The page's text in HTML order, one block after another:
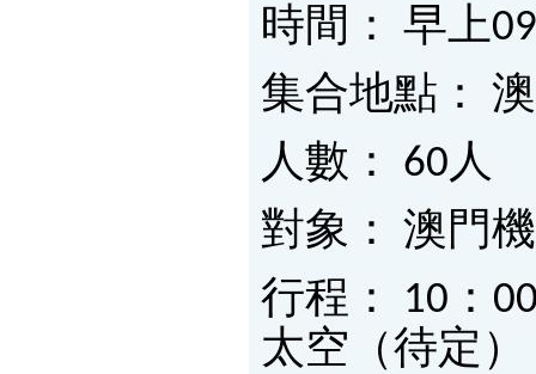
時間： 早上
集合地點：
人數： 60人
對象： 澳門
行程： 10：
太空（待定）